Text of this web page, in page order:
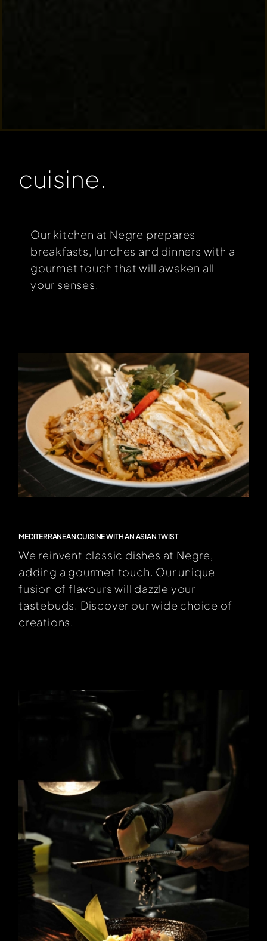
cuisine.
Our kitchen at Negre prepares
breakfasts, lunches and dinners with a
gourmet touch that will awaken all
your senses.
MEDITERRANEAN CUISINE WITH AN ASIAN TWIST
We reinvent classic dishes at Negre,
adding a gourmet touch. Our unique
fusion of flavours will dazzle your
tastebuds. Discover our wide choice of
creations.